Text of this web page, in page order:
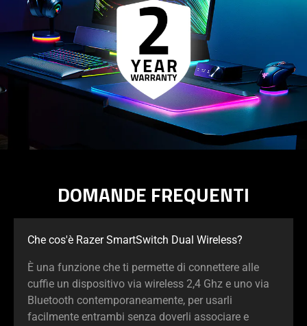
DOMANDE FREQUENTI
Che cos'è Razer SmartSwitch Dual Wireless?
È una funzione che ti permette di connettere alle
cuffie un dispositivo via wireless 2,4 Ghz e uno via
Bluetooth contemporaneamente, per usarli
facilmente entrambi senza doverli associare e